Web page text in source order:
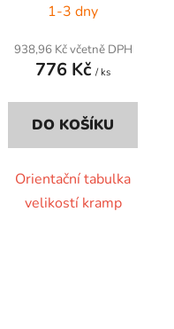
1-3 dny
938,96 Kč včetně DPH
776 Kč / ks
DO KOŠÍKU
Orientační tabulka
velikostí kramp